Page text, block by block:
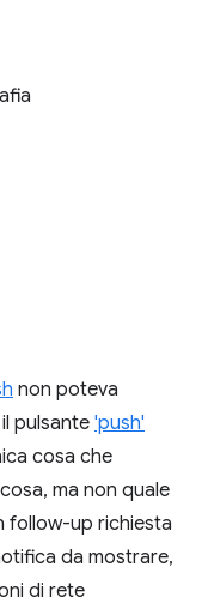
non poteva
pulsante 'push'
cosa che
ma non quale
follow-up richiesta
da mostrare,
di rete